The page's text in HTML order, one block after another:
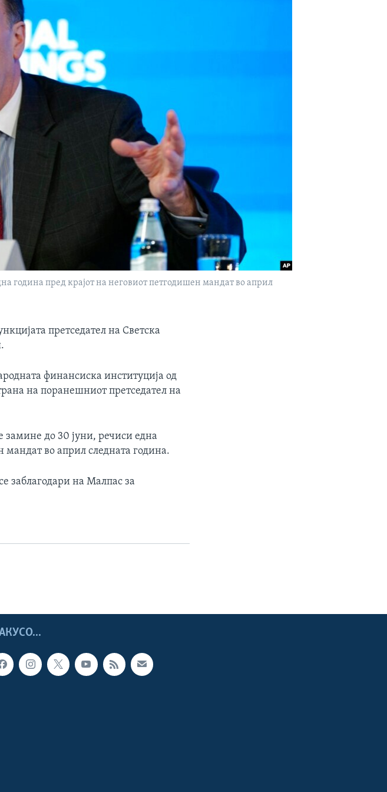
година пред крајот на неговиот петгодишен мандат во април
претседател на Светска
финансиска институција од
на поранешниот претседател на
замине до 30 јуни, речиси една
мандат во април следната година.
заблагодари на Малпас за